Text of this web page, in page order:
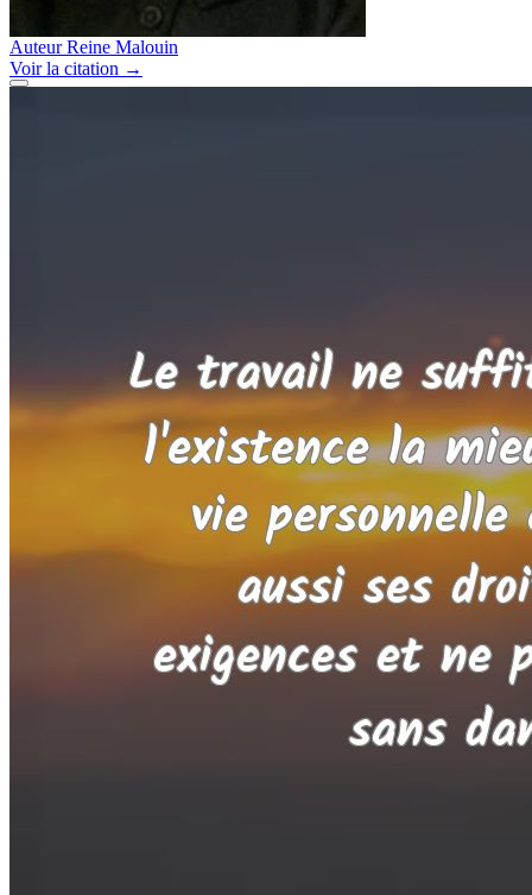
Auteur Reine Malouin
Voirla citation →